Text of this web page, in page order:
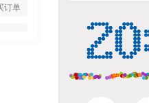
订单
TOP5